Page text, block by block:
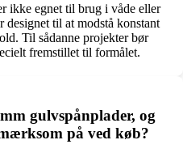
ikke egnet til brug i våde eller
designet til at modstå konstant
Til sådanne projekter bør
fremstillet til formålet.
gulvspånplader, og
på ved køb?